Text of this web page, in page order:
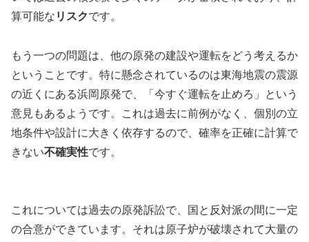
算可能な リスクです。
もう一つの問題は、他の原発の建設や運転をどう考えるか
ということです。特に懸念されているのは東海地震の震源
の近くにある浜岡原発で、「今すぐ運転を止めろ」という
意見もあるようです。これは過去に前例がなく、個別の立
地条件や設計に大きく依存するので、確率を正確に計算で
きない不確実性です。
これについては過去の原発訴訟で、国と反対派の間に一定
の合意ができています。それは原子炉が破壊されて大量の